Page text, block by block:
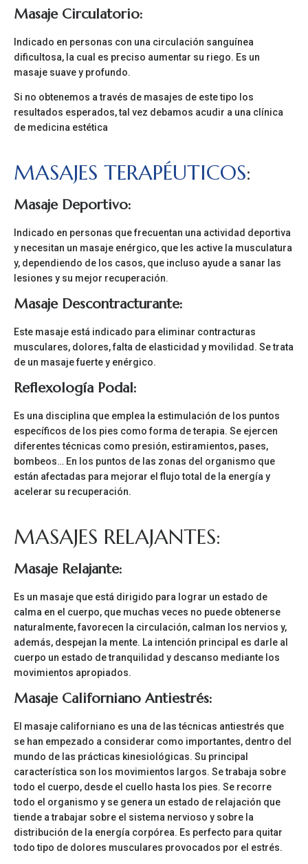
Masaje Circulatorio:
Indicado en personas con una circulación sanguínea
dificultosa, la cual es preciso aumentar su riego. Es un
masaje suave y profundo.
Si no obtenemos a través de masajes de este tipo los
resultados esperados, tal vez debamos acudir a una clínica
de medicina estética
MASAJES TERAPÉUTICOS:
Masaje Deportivo:
Indicado en personas que frecuentan una actividad deportiva
y necesitan un masaje enérgico, que les active la musculatura
y, dependiendo de los casos, que incluso ayude a sanar las
lesiones y su mejor recuperación.
Masaje Descontracturante:
Este masaje está indicado para eliminar contracturas
musculares, dolores, falta de elasticidad y movilidad. Se trata
de un masaje fuerte y enérgico.
Reflexología Podal:
Es una disciplina que emplea la estimulación de los puntos
específicos de los pies como forma de terapia. Se ejercen
diferentes técnicas como presión, estiramientos, pases,
bombeos… En los puntos de las zonas del organismo que
están afectadas para mejorar el flujo total de la energía y
acelerar su recuperación.
MASAJES RELAJANTES:
Masaje Relajante:
Es un masaje que está dirigido para lograr un estado de
calma en el cuerpo, que muchas veces no puede obtenerse
naturalmente, favorecen la circulación, calman los nervios y,
además, despejan la mente. La intención principal es darle al
cuerpo un estado de tranquilidad y descanso mediante los
movimientos apropiados.
Masaje Californiano Antiestrés:
El masaje californiano es una de las técnicas antiestrés que
se han empezado a considerar como importantes, dentro del
mundo de las prácticas kinesiológicas. Su principal
característica son los movimientos largos. Se trabaja sobre
todo el cuerpo, desde el cuello hasta los pies. Se recorre
todo el organismo y se genera un estado de relajación que
tiende a trabajar sobre el sistema nervioso y sobre la
distribución de la energía corpórea. Es perfecto para quitar
todo tipo de dolores musculares provocados por el estrés.